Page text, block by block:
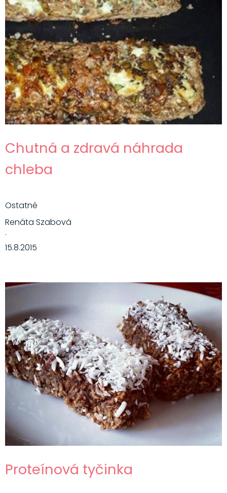
Chutná a zdravá náhrada
chleba
Ostatné
Renáta Szabová
·
15.8.2015
Proteínová tyčinka